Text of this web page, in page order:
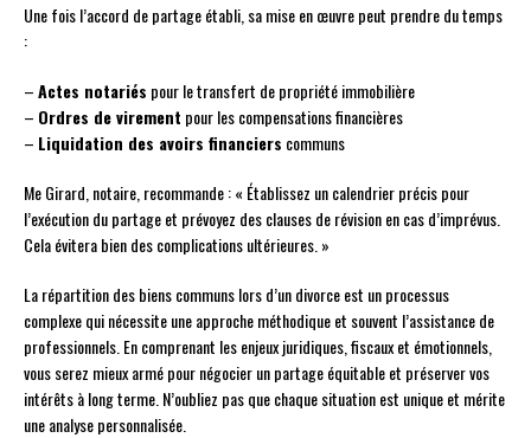
Une fois l’accord de partage établi, sa mise en œuvre peut prendre du temps
:
–Actes notariés pour le transfert de propriété immobilière
– Ordres de virement pour les compensations financières
– Liquidation des avoirs financiers communs
Me Girard, notaire, recommande : « Établissez un calendrier précis pour
l’exécution du partage et prévoyez des clauses de révision en cas d’imprévus.
Cela évitera bien des complications ultérieures. »
La répartition des biens communs lors d’un divorce est un processus
complexe qui nécessite une approche méthodique et souvent l’assistance de
professionnels. En comprenant les enjeux juridiques, fiscaux et émotionnels,
vous serez mieux armé pour négocier un partage équitable et préserver vos
intérêts à long terme. N’oubliez pas que chaque situation est unique et mérite
une analyse personnalisée.